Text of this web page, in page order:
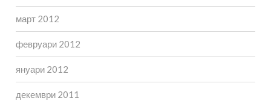
март 2012
февруари 2012
януари 2012
декември 2011